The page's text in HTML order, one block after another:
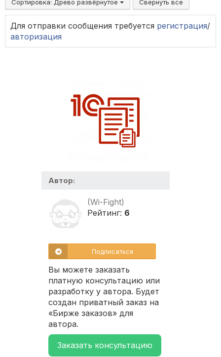
Сортировка: Древо развёрнутое Свернуть все
Для отправки сообщения требуется регистрация/
авторизация
Автор:
(Wi-Fight)
Рейтинг: 6
Подписаться
Вы можете заказать
платную консультацию или
разработку у автора. Будет
создан приватный заказ на
«Бирже заказов» для
автора.
Заказать консультацию